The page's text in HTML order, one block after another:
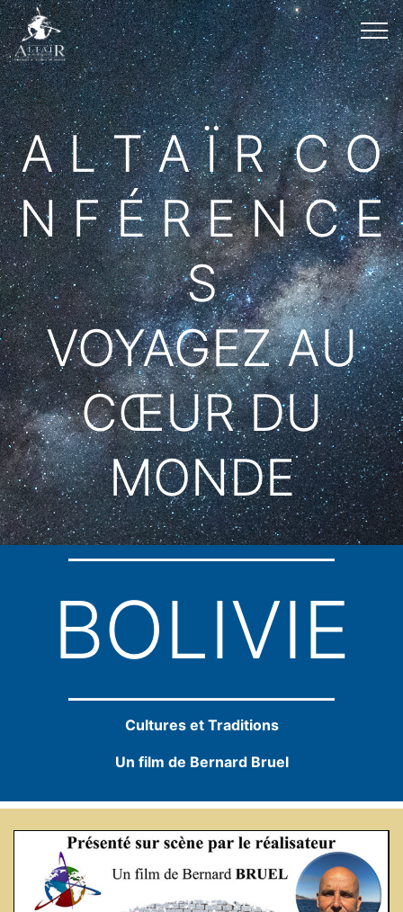
A L T A Ï R C O
N F É R E N C E
S
VOYAGEZ AU
CŒUR DU
MONDE
BOLIVIE
Cultures et Traditions
Un film de Bernard Bruel